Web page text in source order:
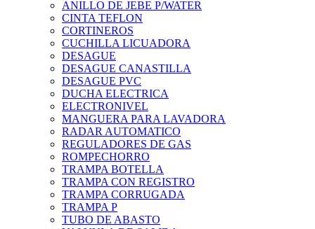
ANILLO DE JEBE P/WATER
CINTA TEFLON
CORTINEROS
CUCHILLA LICUADORA
DESAGUE
DESAGUE CANASTILLA
DESAGUE PVC
DUCHA ELECTRICA
ELECTRONIVEL
MANGUERA PARA LAVADORA
RADAR AUTOMATICO
REGULADORES DE GAS
ROMPECHORRO
TRAMPA BOTELLA
TRAMPA CON REGISTRO
TRAMPA CORRUGADA
TRAMPA P
TUBO DE ABASTO